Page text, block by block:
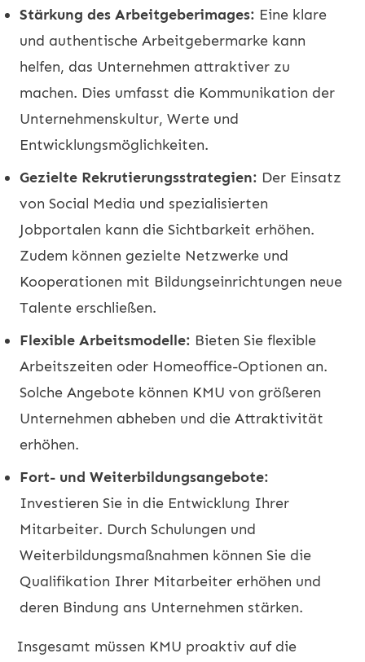
Stärkung des Arbeitgeberimages: Eine klare
und authentische Arbeitgebermarke kann
helfen, das Unternehmen attraktiver zu
machen. Dies umfasst die Kommunikation der
Unternehmenskultur, Werte und
Entwicklungsmöglichkeiten.
Gezielte Rekrutierungsstrategien: Der Einsatz
von Social Media und spezialisierten
Jobportalen kann die Sichtbarkeit erhöhen.
Zudem können gezielte Netzwerke und
Kooperationen mit Bildungseinrichtungen neue
Talente erschließen.
Flexible Arbeitsmodelle: Bieten Sie flexible
Arbeitszeiten oder Homeoffice-Optionen an.
Solche Angebote können KMU von größeren
Unternehmen abheben und die Attraktivität
erhöhen.
Fort- und Weiterbildungsangebote:
Investieren Sie in die Entwicklung Ihrer
Mitarbeiter. Durch Schulungen und
Weiterbildungsmaßnahmen können Sie die
Qualifikation Ihrer Mitarbeiter erhöhen und
deren Bindung ans Unternehmen stärken.
Insgesamt müssen KMU proaktiv auf die